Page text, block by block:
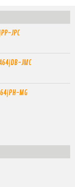
JPC
JMC
MG